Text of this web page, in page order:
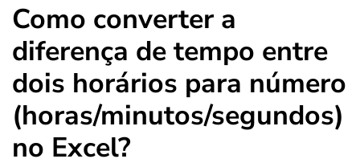
Como converter a
diferença de tempo entre
dois horários para número
(horas/minutos/segundos)
no Excel?